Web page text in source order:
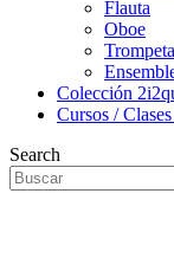
Flauta
Oboe
Trompeta
Colección
Cursos /
Search